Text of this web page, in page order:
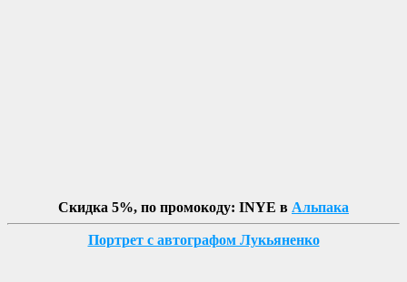
Скидка 5%, по промокоду: INYE в Альпака
Портрет с автографом Лукьяненко